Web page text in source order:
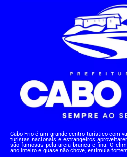
Cabo Frio é um grande centro turístico com
turistas nacionais e estrangeiros
são famosas pela areia branca e fina. O
ano inteiro e quase não chove, estimula